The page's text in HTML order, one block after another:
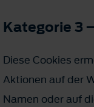
Kategorie 3
Diese Cookies
Aktionen auf der
Namen oder auf